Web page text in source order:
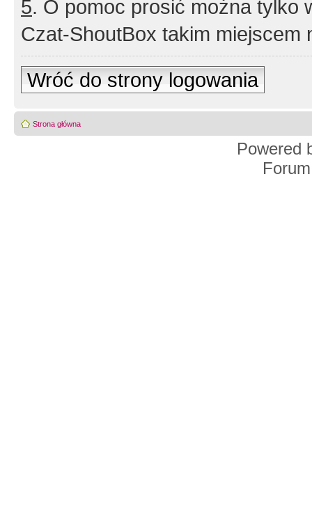
5. O pomoc prosić można tylko
Czat-ShoutBox takim miejscem
Wróć do strony logowania
Strona główna
Powered